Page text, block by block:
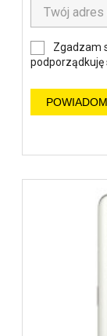
Zgadzam
podporządkuję